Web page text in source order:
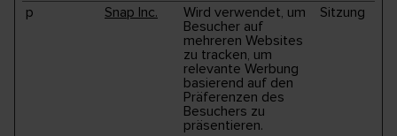
p Snap Inc.
Wird verwendet, um
Besucher auf
mehreren Websites
zu tracken, um
relevante Werbung
basierend auf den
Präferenzen des
Besuchers zu
präsentieren.
Sitzung